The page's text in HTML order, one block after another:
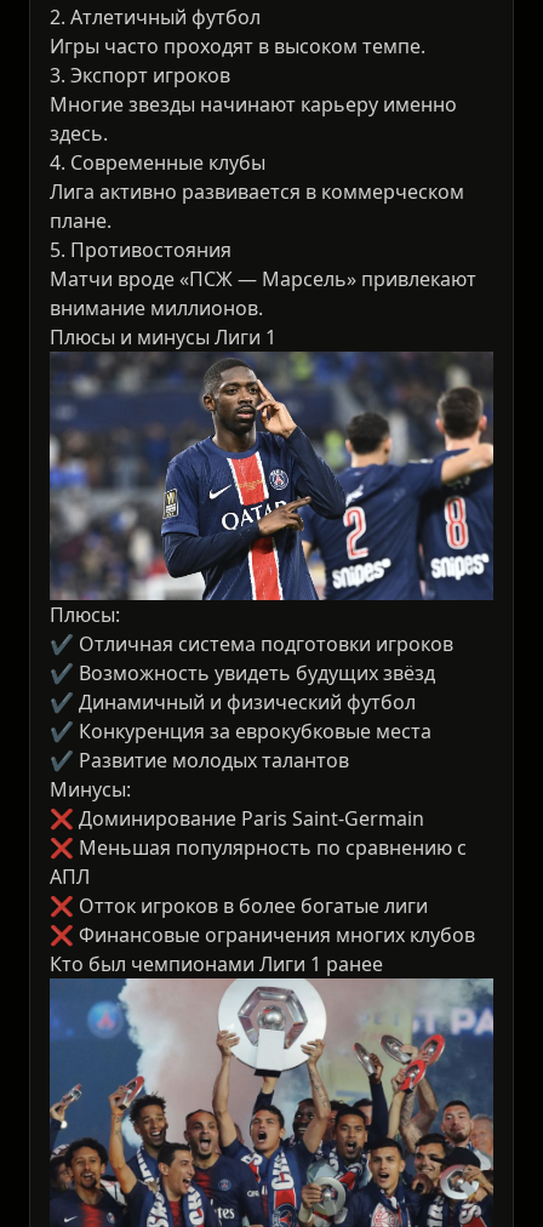
2. Атлетичный футбол
Игры часто проходят в высоком темпе.
3. Экспорт игроков
Многие звезды начинают карьеру именно
здесь.
4. Современные клубы
Лига активно развивается в коммерческом
плане.
5. Противостояния
Матчи вроде «ПСЖ — Марсель» привлекают
внимание миллионов.
Плюсы и минусы Лиги 1
Плюсы:
✔ Отличная система подготовки игроков
✔ Возможность увидеть будущих звёзд
✔ Динамичный и физический футбол
✔ Конкуренция за еврокубковые места
✔ Развитие молодых талантов
Минусы:
❌ Доминирование Paris Saint-Germain
❌ Меньшая популярность по сравнению с
АПЛ
❌ Отток игроков в более богатые лиги
❌ Финансовые ограничения многих клубов
Кто был чемпионами Лиги 1 ранее